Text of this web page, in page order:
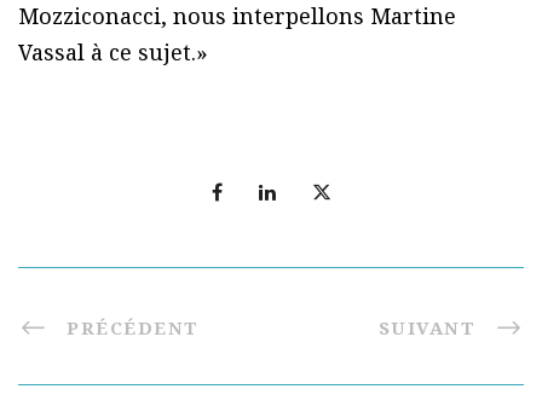
Mozziconacci, nous interpellons Martine
Vassal à ce sujet.»
PRÉCÉDENT SUIVANT